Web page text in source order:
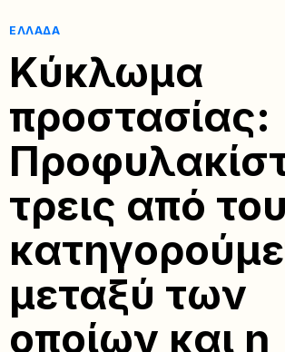
ΕΛΛΆΔΑ
Κύκλωμα
προστασίας:
τρεις από
μεταξύ των
οποίων και η